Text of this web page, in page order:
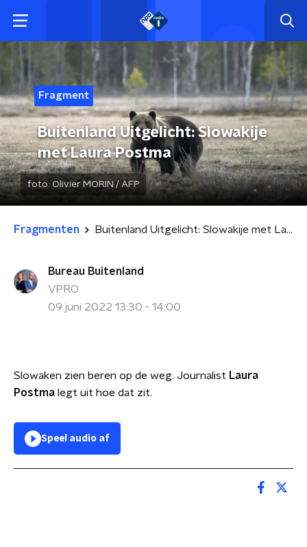
Fragment
Buitenland Uitgelicht: Slowakije
met Laura Postma
foto: Olivier MORIN / AFP
Fragmenten Buitenland Uitgelicht: Slowakije met Laura Postma
Bureau Buitenland
VPRO
09 juni 2022 13:30 - 14:00
Slowaken zien beren op de weg. Journalist Laura
Postma legt uit hoe dat zit.
Speel audio af